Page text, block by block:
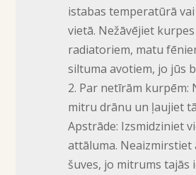
istabas temperatūrā
vietā. Nežāvējiet
radiatoriem, matu
siltuma avotiem, jo jūs
2. Par netīrām
mitru drānu un ļaujiet
Apstrāde: Izsmidziniet
attāluma.
šuves, jo mitrums tajās